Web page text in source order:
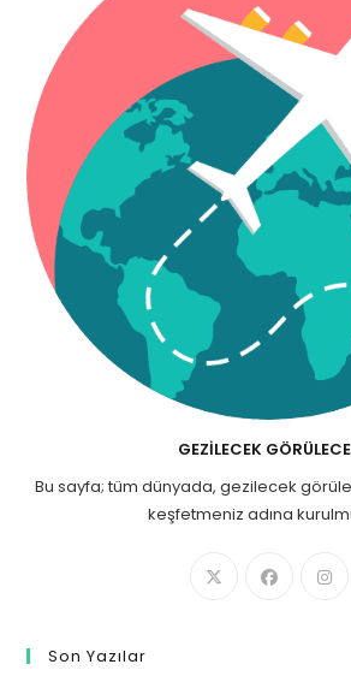
GEZILECEK
Bu sayfa; tüm dünyada, gezilecek
keşfetmeniz adına
Son Yazılar